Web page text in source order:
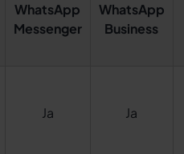
WhatsApp
Messenger
WhatsApp
Business
Ja Ja